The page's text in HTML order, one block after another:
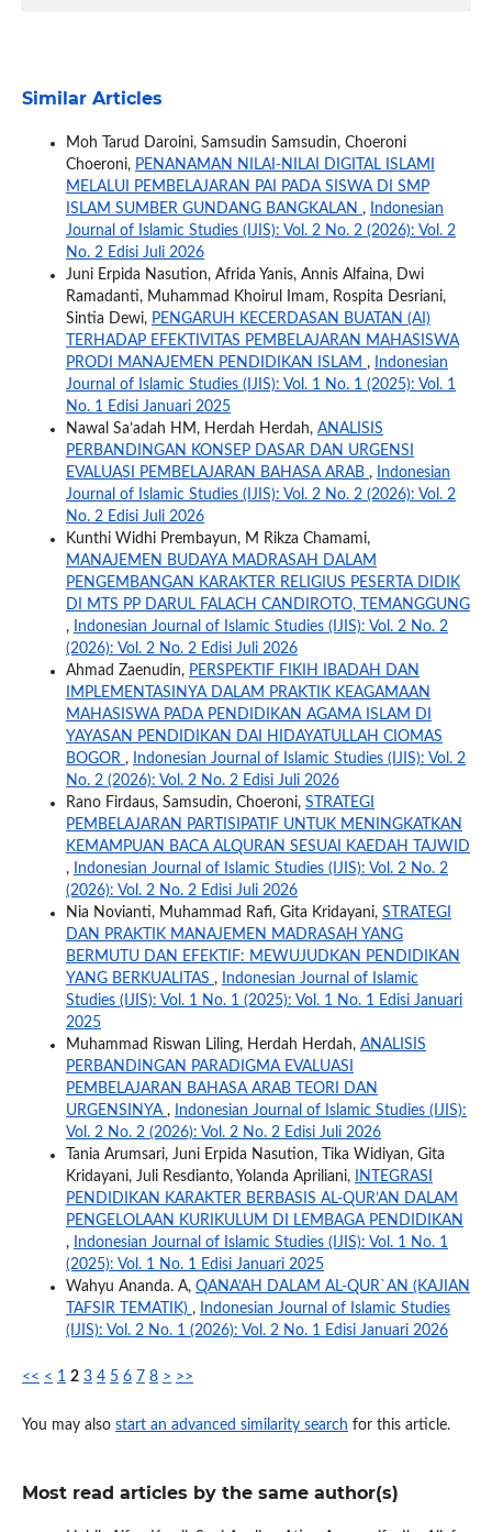
Similar Articles
Moh Tarud Daroini, Samsudin Samsudin, Choeroni
Choeroni, PENANAMAN NILAI-NILAI DIGITAL ISLAMI
MELALUI PEMBELAJARAN PAI PADA SISWA DI SMP
ISLAM SUMBER GUNDANG BANGKALAN ,
Indonesian
Journal of Islamic Studies (IJIS): Vol. 2 No. 2 (2026): Vol. 2
No. 2 Edisi Juli 2026
Juni Erpida Nasution, Afrida Yanis, Annis Alfaina, Dwi
Ramadanti, Muhammad Khoirul Imam, Rospita Desriani,
Sintia Dewi, PENGARUH KECERDASAN BUATAN (AI)
TERHADAP EFEKTIVITAS PEMBELAJARAN MAHASISWA
PRODI MANAJEMEN PENDIDIKAN ISLAM ,
Indonesian
Journal of Islamic Studies (IJIS): Vol. 1 No. 1 (2025): Vol. 1
No. 1 Edisi Januari 2025
Nawal Sa’adah HM, Herdah Herdah, ANALISIS
PERBANDINGAN KONSEP DASAR DAN URGENSI
EVALUASI PEMBELAJARAN BAHASA ARAB ,
Indonesian
Journal of Islamic Studies (IJIS): Vol. 2 No. 2 (2026): Vol. 2
No. 2 Edisi Juli 2026
Kunthi Widhi Prembayun, M Rikza Chamami,
MANAJEMEN BUDAYA MADRASAH DALAM
PENGEMBANGAN KARAKTER RELIGIUS PESERTA DIDIK
DI MTS PP DARUL FALACH CANDIROTO, TEMANGGUNG
,
Indonesian Journal of Islamic Studies (IJIS): Vol. 2 No. 2
(2026): Vol. 2 No. 2 Edisi Juli 2026
Ahmad Zaenudin, PERSPEKTIF FIKIH IBADAH DAN
IMPLEMENTASINYA DALAM PRAKTIK KEAGAMAAN
MAHASISWA PADA PENDIDIKAN AGAMA ISLAM DI
YAYASAN PENDIDIKAN DAI HIDAYATULLAH CIOMAS
BOGOR ,
Indonesian Journal of Islamic Studies (IJIS): Vol. 2
No. 2 (2026): Vol. 2 No. 2 Edisi Juli 2026
Rano Firdaus, Samsudin, Choeroni, STRATEGI
PEMBELAJARAN PARTISIPATIF UNTUK MENINGKATKAN
KEMAMPUAN BACA ALQURAN SESUAI KAEDAH TAJWID
,
Indonesian Journal of Islamic Studies (IJIS): Vol. 2 No. 2
(2026): Vol. 2 No. 2 Edisi Juli 2026
Nia Novianti, Muhammad Rafi, Gita Kridayani, STRATEGI
DAN PRAKTIK MANAJEMEN MADRASAH YANG
BERMUTU DAN EFEKTIF: MEWUJUDKAN PENDIDIKAN
YANG BERKUALITAS ,
Indonesian Journal of Islamic
Studies (IJIS): Vol. 1 No. 1 (2025): Vol. 1 No. 1 Edisi Januari
2025
Muhammad Riswan Liling, Herdah Herdah, ANALISIS
PERBANDINGAN PARADIGMA EVALUASI
PEMBELAJARAN BAHASA ARAB TEORI DAN
URGENSINYA ,
Indonesian Journal of Islamic Studies (IJIS):
Vol. 2 No. 2 (2026): Vol. 2 No. 2 Edisi Juli 2026
Tania Arumsari, Juni Erpida Nasution, Tika Widiyan, Gita
Kridayani, Juli Resdianto, Yolanda Apriliani,
INTEGRASI
PENDIDIKAN KARAKTER BERBASIS AL-QUR’AN DALAM
PENGELOLAAN KURIKULUM DI LEMBAGA PENDIDIKAN
,
Indonesian Journal of Islamic Studies (IJIS): Vol. 1 No. 1
(2025): Vol. 1 No. 1 Edisi Januari 2025
Wahyu Ananda. A, QANA’AH DALAM AL-QUR`AN (KAJIAN
TAFSIR TEMATIK) ,
Indonesian Journal of Islamic Studies
(IJIS): Vol. 2 No. 1 (2026): Vol. 2 No. 1 Edisi Januari 2026
<< < 1 2 3 4 5 6 7 8 > >>
You may also start an advanced similarity search for this article.
Most read articles by the same author(s)